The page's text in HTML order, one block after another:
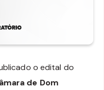
o edital do
de Dom